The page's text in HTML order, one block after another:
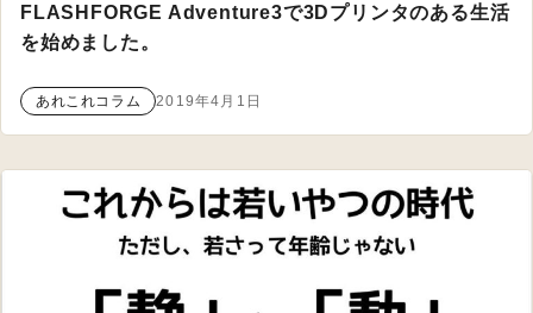
FLASHFORGE Adventure3で3Dプリンタのある生活
を始めました。
あれこれコラム 2019年4月1日